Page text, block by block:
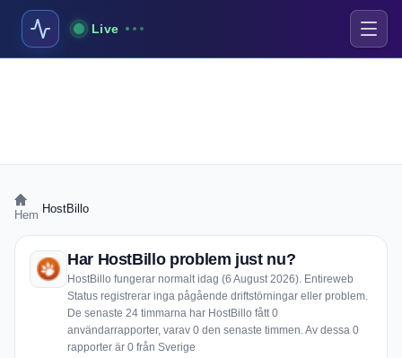
Live
Hem HostBillo
Har HostBillo problem just nu?
HostBillo fungerar normalt idag (6 August 2026). Entireweb
Status registrerar inga pågående driftstörningar eller problem.
De senaste 24 timmarna har HostBillo fått 0
användarrapporter, varav 0 den senaste timmen. Av dessa 0
rapporter är 0 från Sverige